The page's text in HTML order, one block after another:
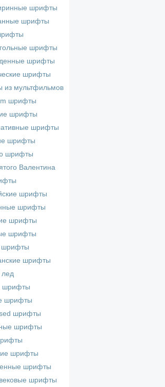
шрифты
шрифты
шрифты
шрифты
шрифты
мультфильмов
шрифты
шрифты
шрифты
шрифты
шрифты
Валентина
шрифты
шрифты
шрифты
шрифты
шрифты
шрифты
лед
шрифты
шрифты
шрифты
шрифты
шрифты
шрифты
шрифты